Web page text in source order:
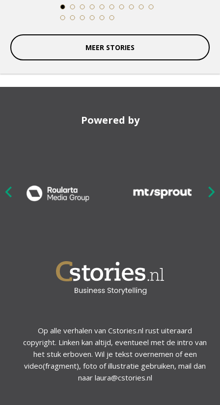
1
2 3 4 5 6 7 8 9
10
11 12 13 14 15 16
MEER STORIES
Powered by
Op alle verhalen van Cstories.nl rust uiteraard
copyright. Linken kan altijd, eventueel met de intro van
het stuk erboven. Wil je tekst overnemen of een
video(fragment), foto of illustratie gebruiken, mail dan
naar laura@cstories.nl